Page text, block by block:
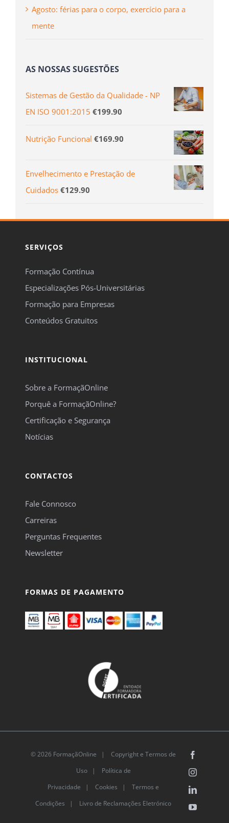
Agosto: férias para o corpo, exercício para a
mente
AS NOSSAS SUGESTÕES
Sistemas de Gestão da Qualidade - NP
EN ISO 9001:2015 €199.90
Nutrição Funcional €169.90
Envelhecimento e Prestação de
Cuidados €129.90
SERVIÇOS
Formação Contínua
Especializações Pós-Universitárias
Formação para Empresas
Conteúdos Gratuitos
INSTITUCIONAL
Sobre a FormaçãOnline
Porquê a FormaçãOnline?
Certificação e Segurança
Notícias
CONTACTOS
Fale Connosco
Carreiras
Perguntas Frequentes
Newsletter
FORMAS DE PAGAMENTO
© 2026 FormaçãOnline |
Copyright e Termos de
Uso|
Política de
Privacidade | Cookies |
Termos e
Condições |
Livro de Reclamações Eletrónico
Instagram
LinkedIn
YouTube